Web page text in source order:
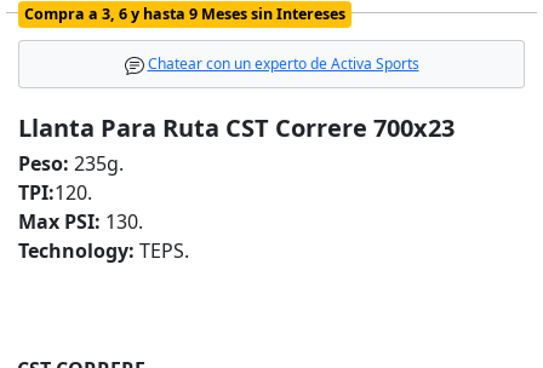
images
gallery
the
images
Compra a 3, 6 y hasta 9 Meses sin Intereses
Chatear con un experto de Activa Sports
Llanta Para Ruta CST Correre 700x23
Peso: 235g.
TPI:120.
Max PSI: 130.
Technology: TEPS.
MET